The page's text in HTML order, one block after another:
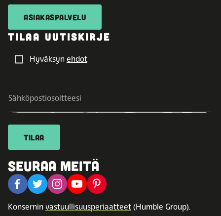
ASIAKASPALVELU
TILAA UUTISKIRJE
Hyväksyn ehdot
TILAA
SEURAA MEITÄ
Konsernin vastuullisuusperiaatteet (Humble Group).